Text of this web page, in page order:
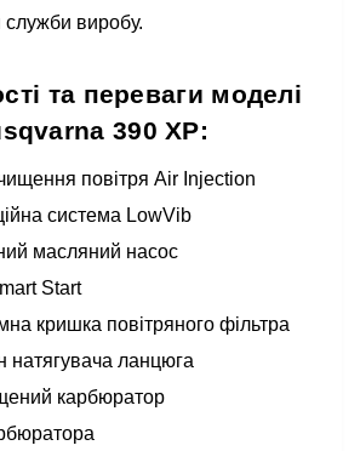
служби виробу.
та переваги моделі
390 ХР:
повітря Air Injection
система LowVib
масляний насос
Start
кришка повітряного фільтра
натягувача ланцюга
карбюратор